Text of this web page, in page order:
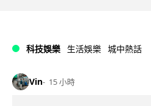
科技娛樂 生活娛樂 城中熱話
Vin 15 小時